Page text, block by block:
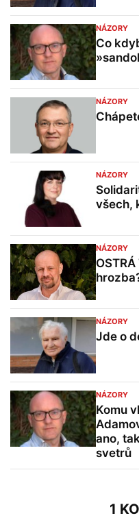
NÁZORY
Co
NÁZORY
NÁZORY
všech,
NÁZORY
NÁZORY
Jde o
NÁZORY
Komu
ano,
svetrů
1